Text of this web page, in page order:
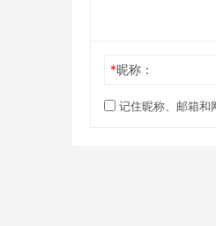
*昵称：
记住昵称、邮箱和